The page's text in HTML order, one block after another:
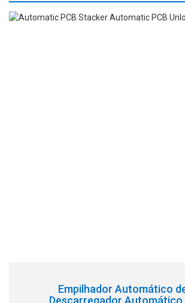
Empilhador Automático